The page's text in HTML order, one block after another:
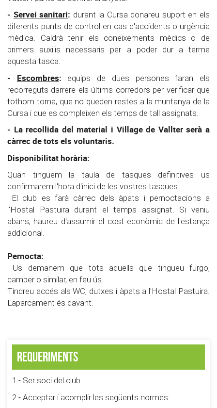
- Servei sanitari: durant la Cursa donareu suport en els
diferents punts de control en cas d'accidents o urgència
mèdica. Caldrà tenir els coneixements mèdics o de
primers auxilis necessaris per a poder dur a terme
aquesta tasca.
- Escombres: equips de dues persones faran els
recorreguts darrere els últims corredors per verificar que
tothom torna, que no queden restes a la muntanya de la
Cursa i que es compleixen els temps de tall assignats.
- La recollida del material i Village de Vallter serà a
càrrec de tots els voluntaris.
Disponibilitat horària:
Quan tinguem la taula de tasques definitives us
confirmarem l'hora d'inici de les vostres tasques.
El club es farà càrrec dels àpats i pernoctacions a
l'Hostal Pastuira durant el temps assignat. Si veniu
abans, haureu d'assumir el cost econòmic de l'estança
addicional.
Pernocta:
Us demanem que tots aquells que tingueu furgo,
camper o similar, en feu ús.
Tindreu accés als WC, dutxes i àpats a l'Hostal Pastuira.
L'aparcament és davant.
Requeriments
1 - Ser soci del club.
2 - Acceptar i acomplir les següents normes: